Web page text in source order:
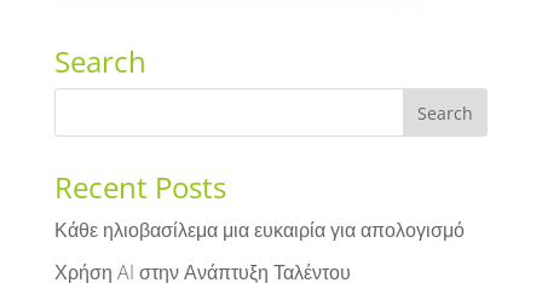
Search
Recent Posts
Κάθε ηλιοβασίλεμα μια ευκαιρία για απολογισμό
Χρήση AI στην Ανάπτυξη Ταλέντου